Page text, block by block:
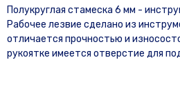
Полукруглая стамеска 6 мм -
Рабочее лезвие сделано из
отличается прочностью и
рукоятке имеется отверстие для